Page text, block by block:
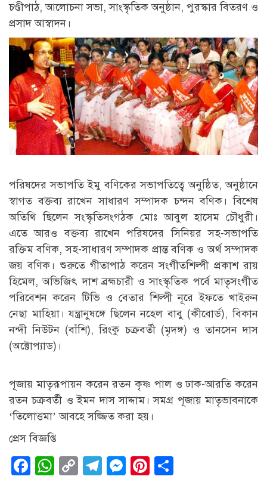
চণ্ডীপাঠ, আলোচনা সভা, সাংস্কৃতিক অনুষ্ঠান, পুরস্কার বিতরণ ও
প্রসাদ আস্বাদন।
পরিষদের সভাপতি ইমু বণিকের সভাপতিত্বে অনুষ্ঠিত, অনুষ্ঠানে
স্বাগত বক্তব্য রাখেন সাধারণ সম্পাদক চন্দন বণিক। বিশেষ
অতিথি ছিলেন সংস্কৃতিসংগঠক মোঃ আবুল হাসেম চৌধুরী।
এতে আরও বক্তব্য রাখেন পরিষদের সিনিয়র সহ-সভাপতি
রক্তিম বণিক, সহ-সাধারণ সম্পাদক প্রান্ত বণিক ও অর্থ সম্পাদক
জয় বণিক। শুরুতে গীতাপাঠ করেন সংগীতশিল্পী প্রকাশ রায়
হিমেল, অভিজিৎ দাশ ব্রহ্মচারী ও সাংস্কৃতিক পর্বে মাতৃসংগীত
পরিবেশন করেন টিভি ও বেতার শিল্পী নূরে ইফতে খাইরুন
নেছা মাহিয়া। যন্ত্রানুষঙ্গে ছিলেন নহেল বাবু (কীবোর্ড), বিকান
নন্দী নিউটন (বাঁশি), রিংকু চক্রবর্তী (মৃদঙ্গ) ও তানসেন দাস
(অক্টোপ্যাড)।
পূজায় মাতৃরূপায়ন করেন রতন কৃষ্ণ পাল ও ঢাক-আরতি করেন
রতন চক্রবর্তী ও ইমন দাস সাদ্দাম। সমগ্র পূজায় মাতৃভাবনাকে
‘তিলোত্তমা’ আবহে সজ্জিত করা হয়।
প্রেস বিজ্ঞপ্তি
Facebook
WhatsApp
CopyTelegram
Messenger
Pinterest